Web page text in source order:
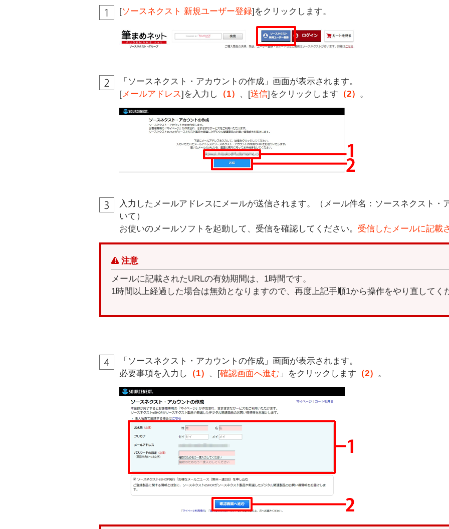
[ソースネクスト 新規ユーザー登録]をクリックします。
「ソースネクスト・アカウントの作成」画面が表示されます。
[ メールアドレス]を入力し （1） 、[送信]をクリックします （2） 。
入力したメールアドレスにメールが送信されます。（メール件名：ソースネクスト・
いて）
お使いのメールソフトを起動して、受信を確認してください。 受信したメールに記載
注意
メールに記載されたURLの有効期間は、1時間です。
1時間以上経過した場合は無効となりますので、再度上記手順1から操作をやり直してく
「ソースネクスト・アカウントの作成」画面が表示されます。
必要事項を入力し
（1） 、[確認画面へ進む 」をクリックします （2） 。